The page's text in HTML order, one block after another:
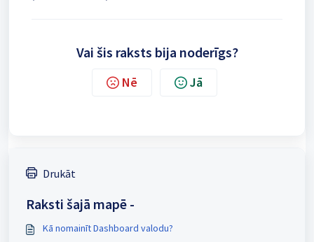
Vai šis raksts bija noderīgs?
Nē Jā
Drukāt
Raksti šajā mapē -
Kā nomainīt Dashboard valodu?